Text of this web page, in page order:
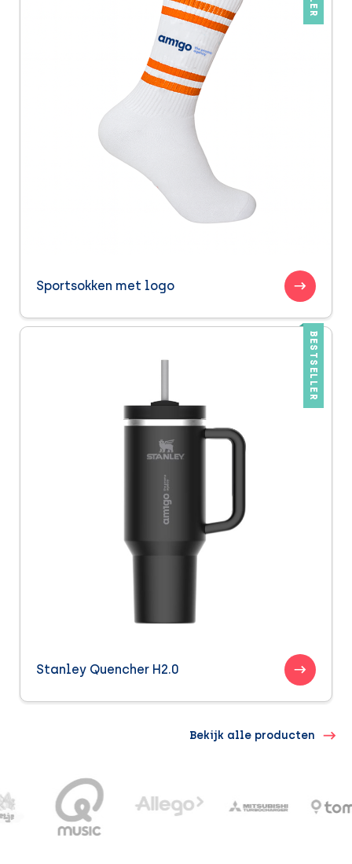
Sportsokken met logo
BESTSELLER
Stanley Quencher H2.0
Bekijk alle producten